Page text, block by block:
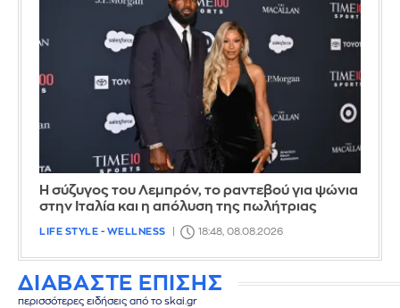
Η σύζυγος του Λεμπρόν, το ραντεβού για ψώνια
στην Ιταλία και η απόλυση της πωλήτριας
LIFE STYLE - WELLNESS 18:48, 08.08.2026
ΔΙΑΒΑΣΤΕ ΕΠΙΣΗΣ
περισσότερες ειδήσεις από το skai.gr